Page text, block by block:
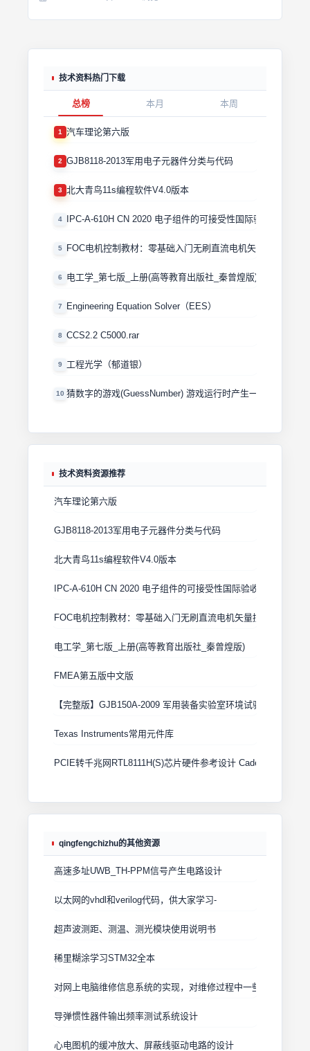
技术资料热门下载
总榜 本月 本周
1 汽车理论第六版
2 GJB8118-2013军用电子元器件分类与代码
3 北大青鸟11s编程软件V4.0版本
4 IPC-A-610H CN 2020 电子组件的可接受性国际验收标准
5 FOC电机控制教材：零基础入门无刷直流电机矢量控制技术
6 电工学_第七版_上册(高等教育出版社_秦曾煌版)
7 Engineering Equation Solver（EES）
8 CCS2.2 C5000.rar
9 工程光学（郁道银）
10 猜数字的游戏(GuessNumber) 游戏运行时产生一个0－1000
技术资料资源推荐
汽车理论第六版
GJB8118-2013军用电子元器件分类与代码
北大青鸟11s编程软件V4.0版本
IPC-A-610H CN 2020 电子组件的可接受性国际验收标准
FOC电机控制教材：零基础入门无刷直流电机矢量控制技术 上
电工学_第七版_上册(高等教育出版社_秦曾煌版)
FMEA第五版中文版
【完整版】GJB150A-2009 军用装备实验室环境试验方法
Texas Instruments常用元件库
PCIE转千兆网RTL8111H(S)芯片硬件参考设计 Cadence原理图
qingfengchizhu的其他资源
高速多址UWB_TH-PPM信号产生电路设计
以太网的vhdl和verilog代码，供大家学习-
超声波测距、测温、测光模块使用说明书
稀里糊涂学习STM32全本
对网上电脑维修信息系统的实现，对维修过程中一些基本的信息
导弹惯性器件输出频率测试系统设计
心电图机的缓冲放大、屏蔽线驱动电路的设计